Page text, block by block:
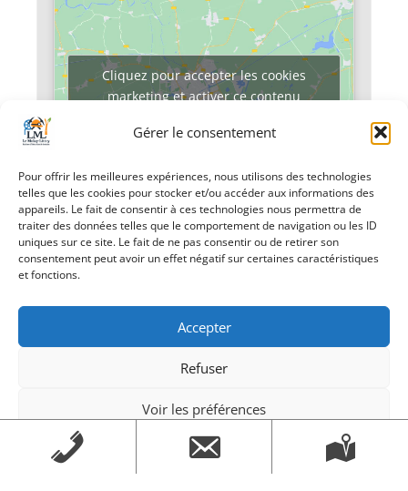
Gérer le consentement
Pour offrir les meilleures expériences, nous utilisons des technologies
telles que les cookies pour stocker et/ou accéder aux informations des
appareils. Le fait de consentir à ces technologies nous permettra de
traiter des données telles que le comportement de navigation ou les ID
uniques sur ce site. Le fait de ne pas consentir ou de retirer son
consentement peut avoir un effet négatif sur certaines caractéristiques
et fonctions.
Accepter
Refuser
Voir les préférences
Mentions légalesMentions légales
Cliquez pour accepter les cookies
marketing et activer ce contenu
«Vide-greniers
79ème
Anniversaire de la
Création Androme Informatique
© 2026. Tous droits
Mentions légales